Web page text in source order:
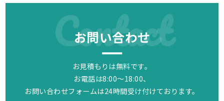
Contact
お問い合わせ
お見積もりは無料です。
お電話は8:00～18:00、
お問い合わせフォームは24時間受け付けております。